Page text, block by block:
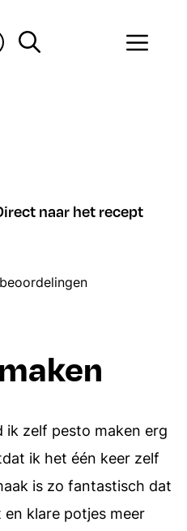
naar het recept
ik zelf pesto maken erg
ik het één keer zelf
is zo fantastisch dat
klare potjes meer